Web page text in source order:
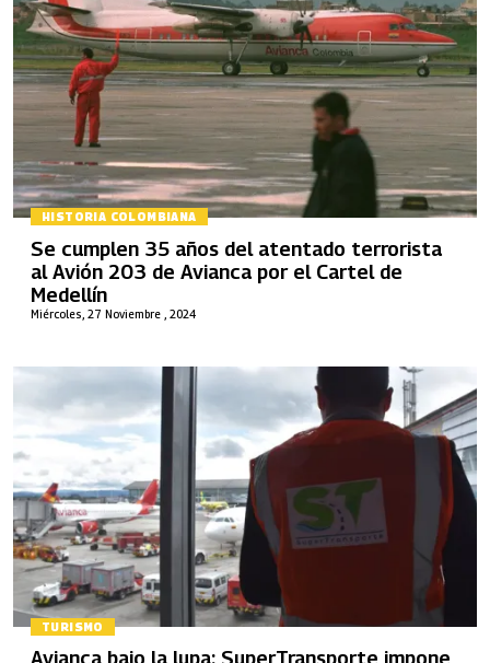
HISTORIA COLOMBIANA
Miércoles, 27 Noviembre , 2024
Se cumplen 35 años del atentado terrorista
al Avión 203 de Avianca por el Cartel de
Medellín
TURISMO
Avianca bajo la lupa: SuperTransporte impone